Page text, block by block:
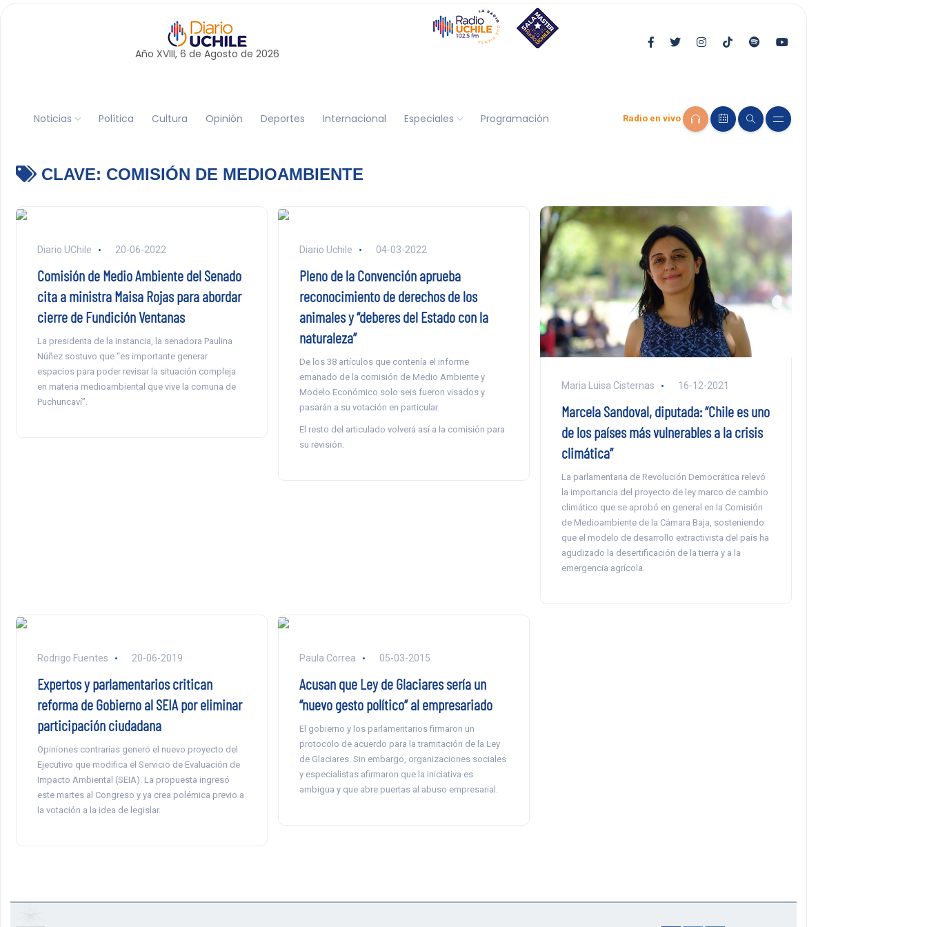
Año XVIII, 6 de Agosto de 2026
Noticias Política Cultura Opinión Deportes Internacional Especiales Programación Radio en vivo
CLAVE: COMISIÓN DE MEDIOAMBIENTE
Diario UChile 20-06-2022
Comisión de Medio Ambiente del Senado
cita a ministra Maisa Rojas para abordar
cierre de Fundición Ventanas
La presidenta de la instancia, la senadora Paulina
Núñez sostuvo que “es importante generar
espacios para poder revisar la situación compleja
en materia medioambiental que vive la comuna de
Puchuncaví”.
Diario Uchile 04-03-2022
Pleno de la Convención aprueba
reconocimiento de derechos de los
animales y “deberes del Estado con la
naturaleza”
De los 38 artículos que contenía el informe
emanado de la comisión de Medio Ambiente y
Modelo Económico solo seis fueron visados y
pasarán a su votación en particular.
El resto del articulado volverá así a la comisión para
su revisión.
Maria Luisa Cisternas 16-12-2021
Marcela Sandoval, diputada: “Chile es uno
de los países más vulnerables a la crisis
climática”
La parlamentaria de Revolución Democrática relevó
la importancia del proyecto de ley marco de cambio
climático que se aprobó en general en la Comisión
de Medioambiente de la Cámara Baja, sosteniendo
que el modelo de desarrollo extractivista del país ha
agudizado la desertificación de la tierra y a la
emergencia agrícola.
Rodrigo Fuentes 20-06-2019
Expertos y parlamentarios critican
reforma de Gobierno al SEIA por eliminar
participación ciudadana
Opiniones contrarías generó el nuevo proyecto del
Ejecutivo que modifica el Servicio de Evaluación de
Impacto Ambiental (SEIA). La propuesta ingresó
este martes al Congreso y ya crea polémica previo a
la votación a la idea de legislar.
Paula Correa 05-03-2015
Acusan que Ley de Glaciares sería un
“nuevo gesto político” al empresariado
El gobierno y los parlamentarios firmaron un
protocolo de acuerdo para la tramitación de la Ley
de Glaciares. Sin embargo, organizaciones sociales
y especialistas afirmaron que la iniciativa es
ambigua y que abre puertas al abuso empresarial.